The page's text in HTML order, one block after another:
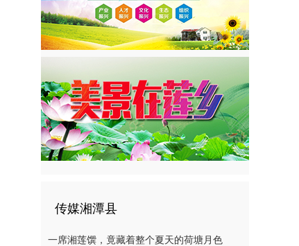
传媒湘潭县
一席湘莲馔，竟藏着整个夏天的荷塘月色